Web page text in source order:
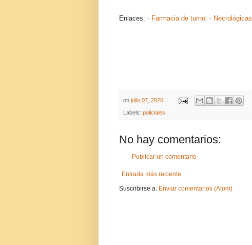
Enlaces: - Farmacia de turno. - Necrológicas.
on julio 07, 2026
Labels: policiales
No hay comentarios:
Publicar un comentario
Entrada más reciente
Suscribirse a: Enviar comentarios (Atom)